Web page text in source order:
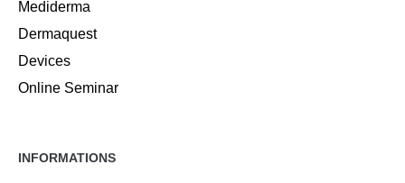
Mediderma
Dermaquest
Devices
Online Seminar
INFORMATIONS